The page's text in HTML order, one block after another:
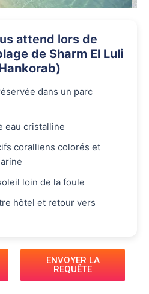
attend lors de
de Sharm El Luli
dans un parc
eau cristalline
coralliens colorés et
loin de la foule
hôtel et retour vers
ENVOYER LA
REQUÊTE